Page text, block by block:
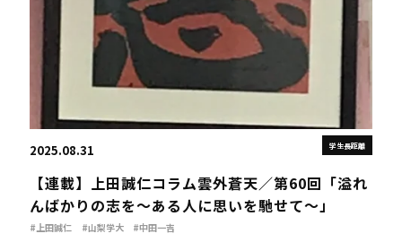
学生長距離
2025.08.31
【連載】上田誠仁コラム雲外蒼天／第60回「溢れ
んばかりの志を～ある人に思いを馳せて～」
#上田誠仁 #山梨学大 #中田一吉